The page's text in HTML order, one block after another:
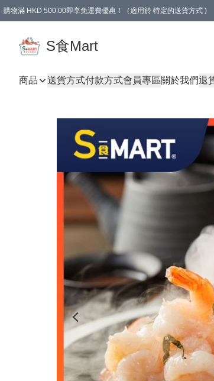
購物滿 HKD 500.00即享免運費優惠！（適用於 特定的送貨方式 )
S食Mart
商品 送貨方式付款方式會員專區關於我們退